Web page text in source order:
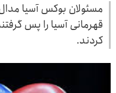
مسئولان بوکس آسیا
قهرمانی آسیا را پس
کردند.